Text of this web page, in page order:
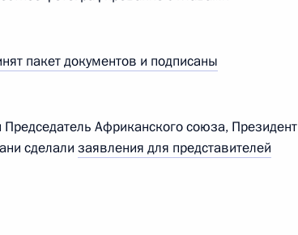
пакет документов и подписаны
Африканского союза, Президент
сделали заявления для представителей